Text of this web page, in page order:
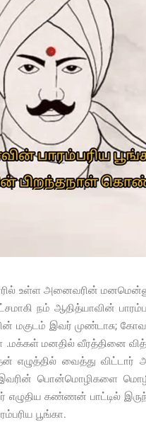
உள்ள அனைவரின்
நம் ஆதித்யாவின்
இவர் முண்டாசு;
.மக்கள் மனதில் வீரத்தினை
எழுத்தில் வைத்து
பொன்மொழிகளை
கண்ணன் பாட்டில் இருந்து
பூங்கா.